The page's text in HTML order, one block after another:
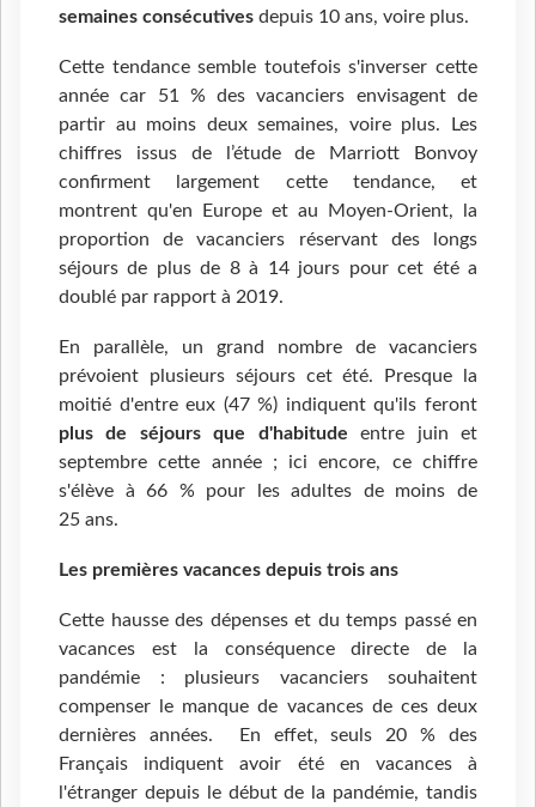
semaines consécutives depuis 10 ans, voire plus.
Cette tendance semble toutefois s'inverser cette
année car 51 % des vacanciers envisagent de
partir au moins deux semaines, voire plus. Les
chiffres issus de l’étude de Marriott Bonvoy
confirment largement cette tendance, et
montrent qu'en Europe et au Moyen-Orient, la
proportion de vacanciers réservant des longs
séjours de plus de 8 à 14 jours pour cet été a
doublé par rapport à 2019.
En parallèle, un grand nombre de vacanciers
prévoient plusieurs séjours cet été. Presque la
moitié d'entre eux (47 %) indiquent qu'ils feront
plus de séjours que d'habitude entre juin et
septembre cette année ; ici encore, ce chiffre
s'élève à 66 % pour les adultes de moins de
25 ans.
Les premières vacances depuis trois ans
Cette hausse des dépenses et du temps passé en
vacances est la conséquence directe de la
pandémie : plusieurs vacanciers souhaitent
compenser le manque de vacances de ces deux
dernières années. En effet, seuls 20 % des
Français indiquent avoir été en vacances à
l'étranger depuis le début de la pandémie, tandis